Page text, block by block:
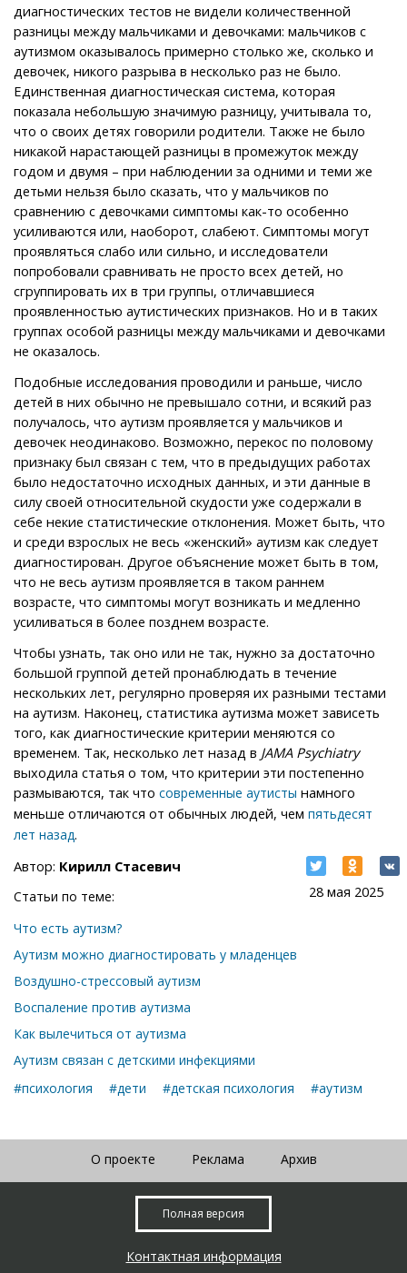
диагностических тестов не видели количественной
разницы между мальчиками и девочками: мальчиков с
аутизмом оказывалось примерно столько же, сколько и
девочек, никого разрыва в несколько раз не было.
Единственная диагностическая система, которая
показала небольшую значимую разницу, учитывала то,
что о своих детях говорили родители. Также не было
никакой нарастающей разницы в промежуток между
годом и двумя – при наблюдении за одними и теми же
детьми нельзя было сказать, что у мальчиков по
сравнению с девочками симптомы как-то особенно
усиливаются или, наоборот, слабеют. Симптомы могут
проявляться слабо или сильно, и исследователи
попробовали сравнивать не просто всех детей, но
сгруппировать их в три группы, отличавшиеся
проявленностью аутистических признаков. Но и в таких
группах особой разницы между мальчиками и девочками
не оказалось.
Подобные исследования проводили и раньше, число
детей в них обычно не превышало сотни, и всякий раз
получалось, что аутизм проявляется у мальчиков и
девочек неодинаково. Возможно, перекос по половому
признаку был связан с тем, что в предыдущих работах
было недостаточно исходных данных, и эти данные в
силу своей относительной скудости уже содержали в
себе некие статистические отклонения. Может быть, что
и среди взрослых не весь «женский» аутизм как следует
диагностирован. Другое объяснение может быть в том,
что не весь аутизм проявляется в таком раннем
возрасте, что симптомы могут возникать и медленно
усиливаться в более позднем возрасте.
Чтобы узнать, так оно или не так, нужно за достаточно
большой группой детей пронаблюдать в течение
нескольких лет, регулярно проверяя их разными тестами
на аутизм. Наконец, статистика аутизма может зависеть
того, как диагностические критерии меняются со
временем. Так, несколько лет назад в JAMA Psychiatry
выходила статья о том, что критерии эти постепенно
размываются, так что современные аутисты намного
меньше отличаются от обычных людей, чем пятьдесят
лет назад.
28 мая 2025
Автор: Кирилл Стасевич
Статьи по теме:
Что есть аутизм?
Аутизм можно диагностировать у младенцев
Воздушно-стрессовый аутизм
Воспаление против аутизма
Как вылечиться от аутизма
Аутизм связан с детскими инфекциями
#психология
#дети #детская психология #аутизм
О проекте Реклама Архив
Полная версия
Контактная информация